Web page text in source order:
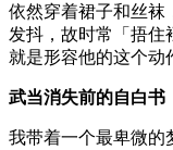
依然穿着裙子和丝袜
发抖，故时常「捂住
就是形容他的这个动
武当消失前的自白书
我带着一个最卑微的